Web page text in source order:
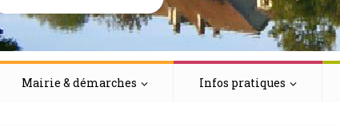
Mairie & démarches Infos pratiques